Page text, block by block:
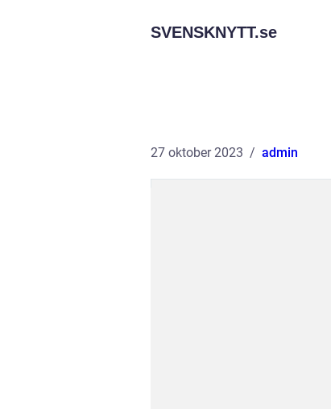
SVENSKNYTT.se
27 oktober 2023 admin